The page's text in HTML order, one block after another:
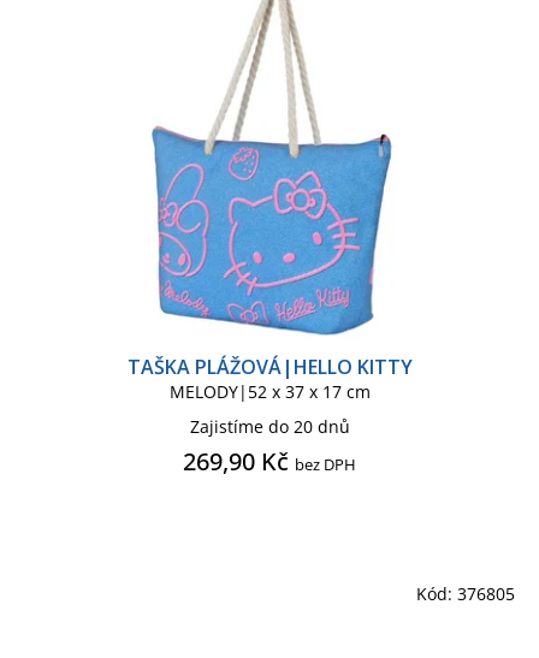
PÁN PRSTENŮ
PÁN PRSTENŮ SÉRIE
POKÉMON POKÉMON SÉRIE
PRASÁTKO PEPPA PRINCEZNY
REAL MADRID C.F. SLAYER
SONIC SOVA HEDVIKA
SPIDERMAN
TAŠKA PLÁŽOVÁ|HELLO KITTY
MELODY|52 x 37 x 17 cm
Zajistíme do 20 dnů
269,90 Kč bez DPH
Kód: 376805